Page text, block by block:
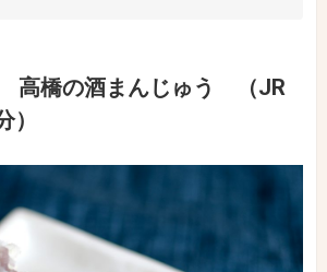
高橋の酒まんじゅう （JR